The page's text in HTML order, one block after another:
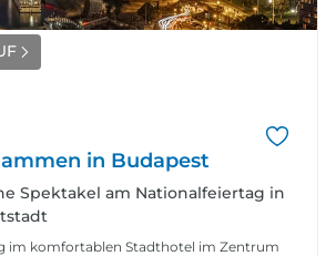
in Budapest
Spektakel am Nationalfeiertag in
im komfortablen Stadthotel im Zentrum